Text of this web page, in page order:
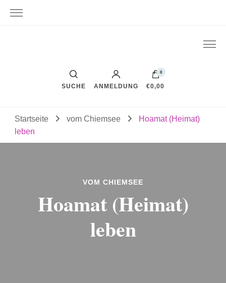
SUCHE ANMELDUNG
0
€0,00
Startseite vom Chiemsee
Hoamat (Heimat)
leben
VOM CHIEMSEE
Hoamat (Heimat)
leben